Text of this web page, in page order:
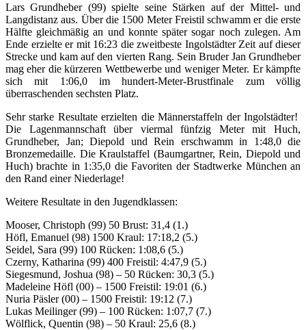
Lars Grundheber (99) spielte seine Stärken auf der Mittel- und
Langdistanz aus. Über die 1500 Meter Freistil schwamm er die erste
Hälfte gleichmäßig an und konnte später sogar noch zulegen. Am
Ende erzielte er mit 16:23 die zweitbeste Ingolstädter Zeit auf dieser
Strecke und kam auf den vierten Rang. Sein Bruder Jan Grundheber
mag eher die kürzeren Wettbewerbe und weniger Meter. Er kämpfte
sich mit 1:06,0 im hundert-Meter-Brustfinale zum völlig
überraschenden sechsten Platz.
Sehr starke Resultate erzielten die Männerstaffeln der Ingolstädter!
Die Lagenmannschaft über viermal fünfzig Meter mit Huch,
Grundheber, Jan; Diepold und Rein erschwamm in 1:48,0 die
Bronzemedaille. Die Kraulstaffel (Baumgartner, Rein, Diepold und
Huch) brachte in 1:35,0 die Favoriten der Stadtwerke München an
den Rand einer Niederlage!
Weitere Resultate in den Jugendklassen:
Mooser, Christoph (99) 50 Brust: 31,4 (1.)
Höfl, Emanuel (98) 1500 Kraul: 17:18,2 (5.)
Seidel, Sara (99) 100 Rücken: 1:08,6 (5.)
Czerny, Katharina (99) 400 Freistil: 4:47,9 (5.)
Siegesmund, Joshua (98) – 50 Rücken: 30,3 (5.)
Madeleine Höfl (00) – 1500 Freistil: 19:01 (6.)
Nuria Päsler (00) – 1500 Freistil: 19:12 (7.)
Lukas Meilinger (99) – 100 Rücken: 1:07,7 (7.)
Wölflick, Quentin (98) – 50 Kraul: 25,6 (8.)